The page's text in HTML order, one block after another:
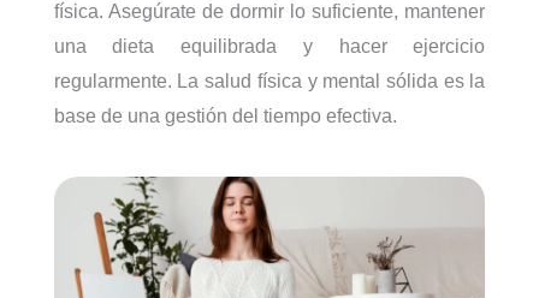
física. Asegúrate de dormir lo suficiente, mantener
una dieta equilibrada y hacer ejercicio
regularmente. La salud física y mental sólida es la
base de una gestión del tiempo efectiva.